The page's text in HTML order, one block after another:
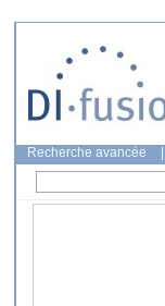
Recherche avancée